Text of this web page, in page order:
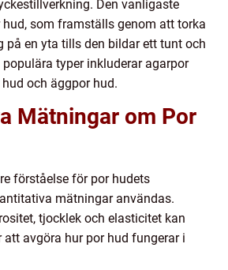
Den vanligaste
som framställs genom att torka
på en yta tills den bildar ett tunt och
typer inkluderar agarpor
och äggpor hud.
Mätningar om Por
förståelse för por hudets
mätningar användas.
tjocklek och elasticitet kan
avgöra hur por hud fungerar i